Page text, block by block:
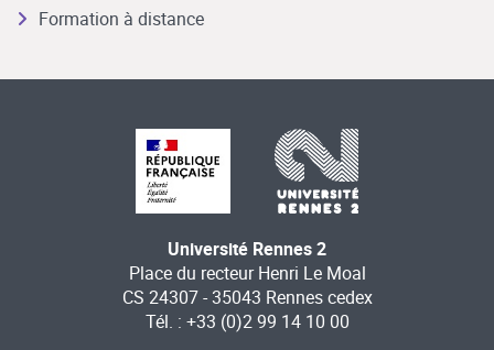
Formation à distance
Université Rennes 2
Place du recteur Henri Le Moal
CS 24307 - 35043 Rennes cedex
Tél. : +33 (0)2 99 14 10 00